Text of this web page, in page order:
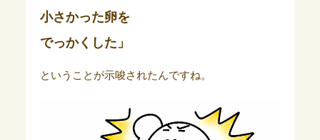
小さかった卵を
でっかくした」
ということが示唆されたんですね。